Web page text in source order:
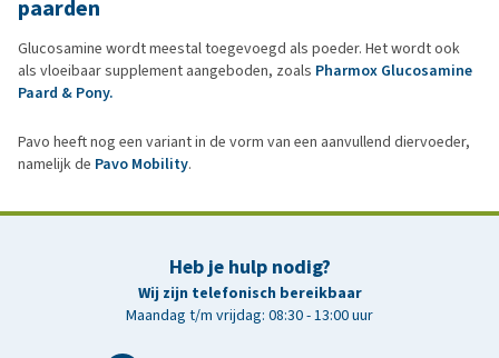
paarden
Glucosamine wordt meestal toegevoegd als poeder. Het wordt ook
als vloeibaar supplement aangeboden, zoals Pharmox Glucosamine
Paard & Pony.
Pavo heeft nog een variant in de vorm van een aanvullend diervoeder,
namelijk de Pavo Mobility.
Heb je hulp nodig?
Wij zijn telefonisch bereikbaar
Maandag t/m vrijdag: 08:30 - 13:00 uur